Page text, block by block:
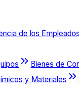
de los Empleados
Bienes de
y Materiales